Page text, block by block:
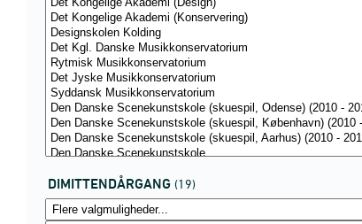
DIMITTENDÅRGANG (19)